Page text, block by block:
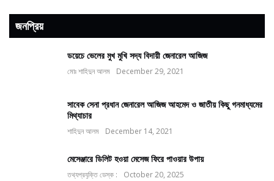
জনপ্রিয়
ডয়েচে ভেলের মুখ মুখি সদ্য বিদায়ী জেনারেল আজিজ
মোঃ শাহিদুন আলম December 29, 2021
সাবেক সেনা প্রধান জেনারেল আজিজ আহমেদ ও জাতীয় কিছু গনমাধ্যমের
মিথ্যাচার
শাহিদুন আলম December 14, 2021
মেসেঞ্জারে ডিলিট হওয়া মেসেজ ফিরে পাওয়ার উপায়
তথ্যপ্রযুক্তি ডেস্ক : October 20, 2025